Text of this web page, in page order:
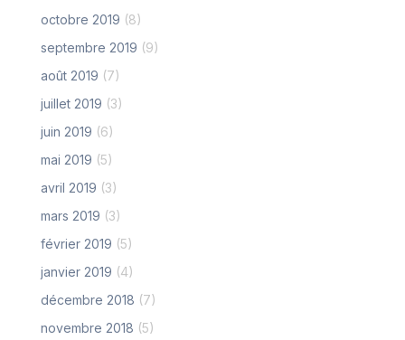
octobre 2019 (8)
septembre 2019 (9)
août 2019 (7)
juillet 2019 (3)
juin 2019 (6)
mai 2019 (5)
avril 2019 (3)
mars 2019 (3)
février 2019 (5)
janvier 2019 (4)
décembre 2018 (7)
novembre 2018 (5)